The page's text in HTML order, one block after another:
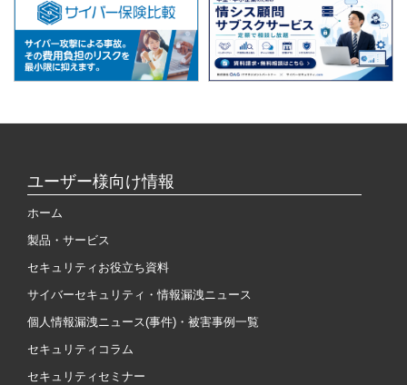
ユーザー様向け情報
ホーム
製品・サービス
セキュリティお役立ち資料
サイバーセキュリティ・情報漏洩ニュース
個人情報漏洩ニュース(事件)・被害事例一覧
セキュリティコラム
セキュリティセミナー